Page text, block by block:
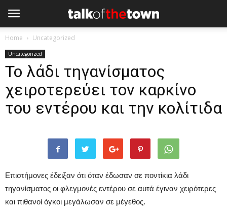
Home Uncategorized
Uncategorized
Το λάδι τηγανίσματος
χειροτερεύει τον καρκίνο
του εντέρου και την κολίτιδα
Επιστήμονες έδειξαν ότι όταν έδωσαν σε ποντίκια λάδι
τηγανίσματος οι φλεγμονές εντέρου σε αυτά έγιναν χειρότερες
και πιθανοί όγκοι μεγάλωσαν σε μέγεθος.